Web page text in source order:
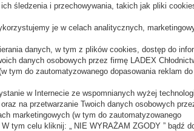
śledzenia i przechowywania, takich jak pliki
je w celach analitycznych,
danych, w tym z plików cookies, dostęp do
danych osobowych przez firmę LADEX
tym do zautomatyzowanego dopasowania reklam
w Internecie ze wspomnianych wyżej
na przetwarzanie Twoich danych osobowych
marketingowych (w tym do zautomatyzowanego
tym celu kliknij: „ NIE WYRAŻAM ZGODY ” bądź